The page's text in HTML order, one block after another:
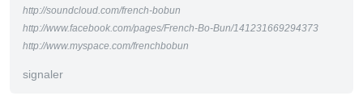
http://soundcloud.com/french-bobun
http://www.facebook.com/pages/French-Bo-Bun/141231669294373
http://www.myspace.com/frenchbobun
signaler